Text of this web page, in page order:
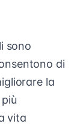
sono
di
la
vita